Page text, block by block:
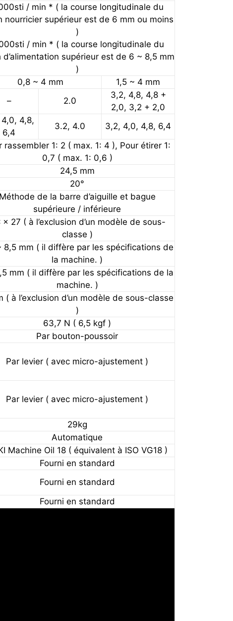
/ min * ( la course longitudinale du
nourricier supérieur est de 6 mm ou moins
)
/ min * ( la course longitudinale du
d’alimentation supérieur est de 6 ~ 8,5 mm
)
0,8 ~ 4 mm
1,5 ~ 4 mm
– 2.0
3,2, 4,8, 4,8 +
2,0, 3,2 + 2,0
4,8,
6,4
3.2, 4.0
3,2, 4,0, 4,8, 6,4
rassembler 1: 2 ( max. 1: 4 ), Pour étirer 1:
0,7 ( max. 1: 0,6 )
24,5 mm
20°
Méthode de la barre d’aiguille et bague
supérieure / inférieure
× 27 ( à l’exclusion d’un modèle de sous-
classe )
8,5 mm ( il diffère par les spécifications de
la machine. )
mm ( il diffère par les spécifications de la
machine. )
( à l’exclusion d’un modèle de sous-classe
)
63,7 N ( 6,5 kgf )
Par bouton-poussoir
Par levier ( avec micro-ajustement )
Par levier ( avec micro-ajustement )
29kg
Automatique
Machine Oil 18 ( équivalent à ISO VG18 )
Fourni en standard
Fourni en standard
Fourni en standard